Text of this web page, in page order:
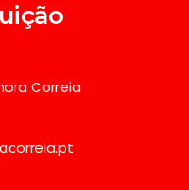
Correia